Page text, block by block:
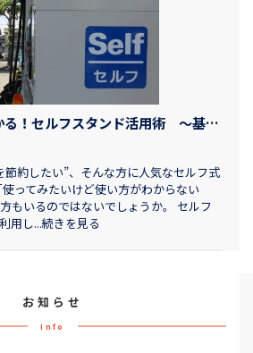
セルフ初心者もわかる！セルフスタンド活用術 ～基礎編～
節約したい”、そんな方に人気なセルフ式
ってみたいけど使い方がわからない
もいるのではないでしょうか。 セルフ
用し...続きを見る
お知らせ
Info